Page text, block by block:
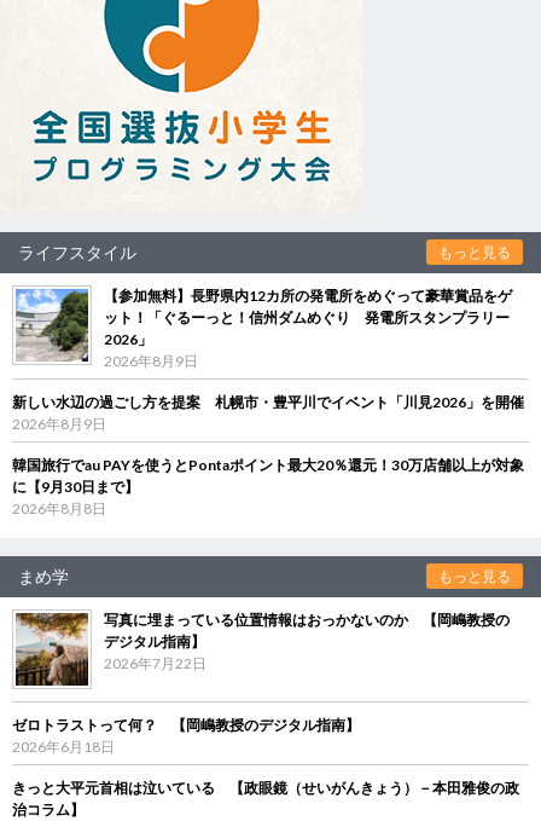
ライフスタイル もっと見る
【参加無料】長野県内12カ所の発電所をめぐって豪華賞品をゲ
ット！「ぐるーっと！信州ダムめぐり 発電所スタンプラリー
2026」
2026年8月9日
新しい水辺の過ごし方を提案 札幌市・豊平川でイベント「川見2026」を開催
2026年8月9日
韓国旅行でau PAYを使うとPontaポイント最大20％還元！30万店舗以上が対象
に【9月30日まで】
2026年8月8日
まめ学 もっと見る
写真に埋まっている位置情報はおっかないのか 【岡嶋教授の
デジタル指南】
2026年7月22日
ゼロトラストって何？ 【岡嶋教授のデジタル指南】
2026年6月18日
きっと大平元首相は泣いている 【政眼鏡（せいがんきょう）－本田雅俊の政
治コラム】